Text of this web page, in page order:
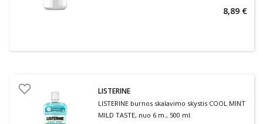
8,89 €
LISTERINE
LISTERINE burnos skalavimo skystis COOL MINT
MILD TASTE, nuo 6 m., 500 ml